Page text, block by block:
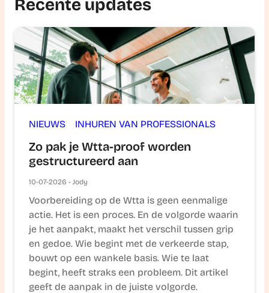
Recente updates
NIEUWS INHUREN VAN PROFESSIONALS
Zo pak je Wtta-proof worden
gestructureerd aan
10-07-2026 - Jody
Voorbereiding op de Wtta is geen eenmalige
actie. Het is een proces. En de volgorde waarin
je het aanpakt, maakt het verschil tussen grip
en gedoe. Wie begint met de verkeerde stap,
bouwt op een wankele basis. Wie te laat
begint, heeft straks een probleem. Dit artikel
geeft de aanpak in de juiste volgorde.